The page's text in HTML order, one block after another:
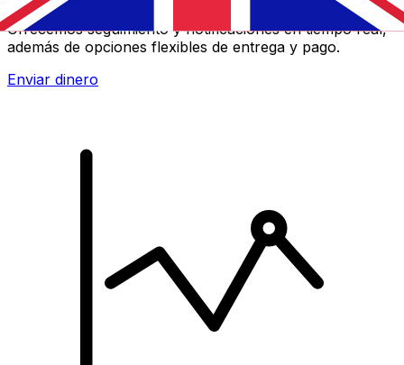
Envíe dinero en línea de forma rápida, segura y fácil.
Ofrecemos seguimiento y notificaciones en tiempo real,
además de opciones flexibles de entrega y pago.
Enviar dinero